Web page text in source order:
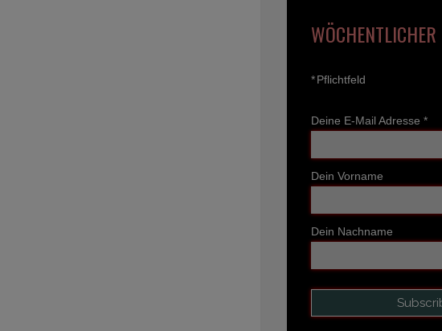
*Pflichtfeld
Deine E-Mail Adresse *
Dein Vorname
Dein Nachname